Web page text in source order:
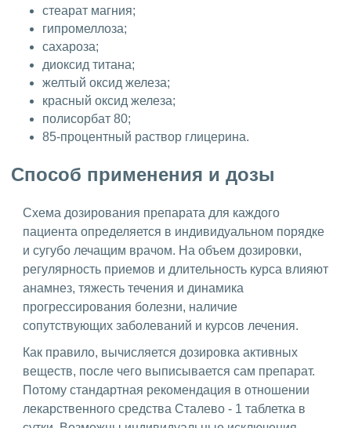
стеарат магния;
гипромеллоза;
сахароза;
диоксид титана;
желтый оксид железа;
красный оксид железа;
полисорбат 80;
85-процентный раствор глицерина.
Способ применения и дозы
Схема дозирования препарата для каждого
пациента определяется в индивидуальном порядке
и сугубо лечащим врачом. На объем дозировки,
регулярность приемов и длительность курса влияют
анамнез, тяжесть течения и динамика
прогрессирования болезни, наличие
сопутствующих заболеваний и курсов лечения.
Как правило, вычисляется дозировка активных
веществ, после чего выписывается сам препарат.
Потому стандартная рекомендация в отношении
лекарственного средства Сталево - 1 таблетка в